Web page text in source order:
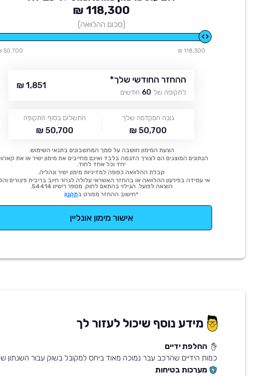
118,300 ₪
(סכום ההלוואה)
118,300 ₪
50,700 ₪
ההחזר החודשי שלך*
לתקופה של 60 חודשים
1,851 ₪
גובה המקדמה שלך
50,700 ₪
התשלום בסוף התקופה
50,700 ₪
הצעת המימון חושבה על סמך המחשבונים בתנאי השימוש.
הנתונים המוצגים הם לצורך הדגמה בלבד ואינם מחייבים את מימון ישיר או את
יחד וכל אחד לחוד.
קבלת ההלוואה כפופה למדיניות מימון ישיר ונהליה.
אי עמידה בפירעון ההלוואה או בהחזר האשראי עלולה לגרור חיוב בריבית פיגורים
הוצאה לפועל. הגילוי בהתאם לחוק. מספר רישיון 54414.
*חישוב ההחזר מפורט בתקנון
אישור מימון אונליין
מידע נוסף שיכול לעזור לך
החלפת ידיים
כמות הידיים שהרכב עבר נמוכה מאוד ביחס למקובל בשוק עבור השנתון
מערכות בטיחות